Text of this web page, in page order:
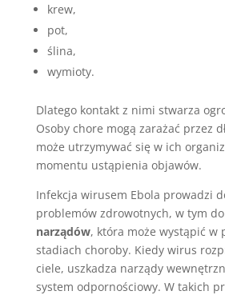
krew,
pot,
ślina,
wymioty.
Dlatego kontakt z nimi stwarza
Osoby chore mogą zarażać przez
może utrzymywać się w ich
momentu ustąpienia objawów.
Infekcja wirusem Ebola prowadzi
problemów zdrowotnych, w tym do
narządów, która może wystąpić w
stadiach choroby. Kiedy wirus
ciele, uszkadza narządy
system odpornościowy. W takich